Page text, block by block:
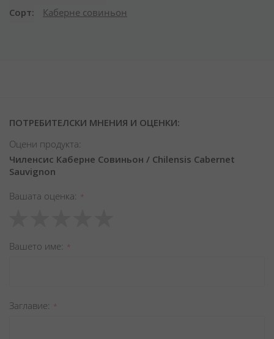
Сорт Каберне совиньон
ПОТРЕБИТЕЛСКИ МНЕНИЯ И ОЦЕНКИ:
Оцени продукта:
Чиленсис Каберне Совиньон / Chilensis Cabernet
Sauvignon
Вашата оценка
star
stars
stars
stars
stars
Вашето име
Заглавиe